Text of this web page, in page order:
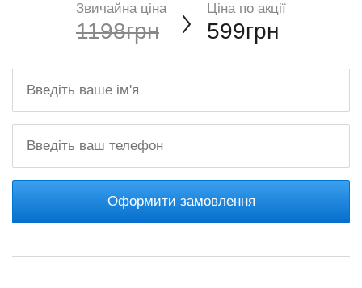
Звичайна ціна
1198грн
Ціна по акції
599грн
Оформити замовлення